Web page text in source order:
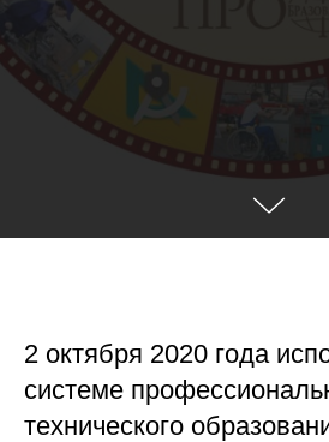
2 октября 2020 года
системе
технического